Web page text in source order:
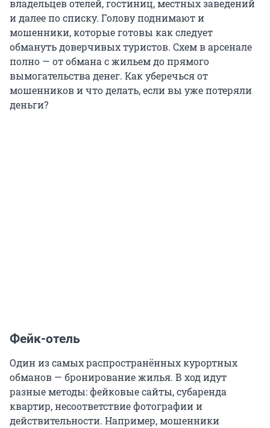
владельцев отелей, гостиниц, местных заведений
и далее по списку. Голову поднимают и
мошенники, которые готовы как следует
обмануть доверчивых туристов. Схем в арсенале
полно — от обмана с жильем до прямого
вымогательства денег. Как уберечься от
мошенников и что делать, если вы уже потеряли
деньги?
Фейк-отель
Один из самых распространённых курортных
обманов — бронирование жилья. В ход идут
разные методы: фейковые сайты, субаренда
квартир, несоответствие фотографии и
действительности. Например, мошенники